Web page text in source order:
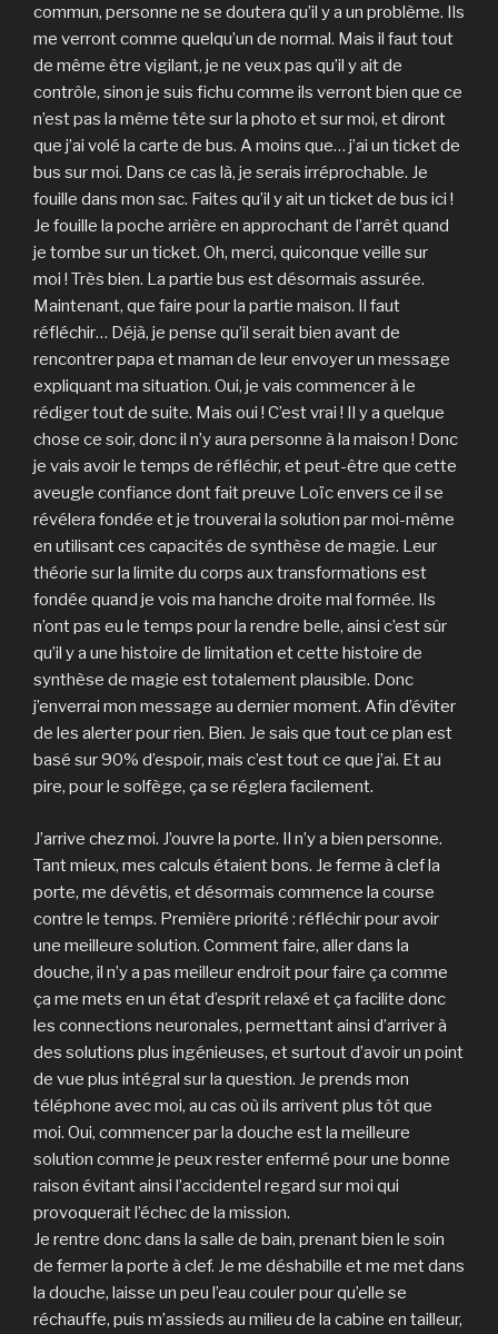
commun, personne ne se doutera qu’il y a un problème. Ils
me verront comme quelqu’un de normal. Mais il faut tout
de même être vigilant, je ne veux pas qu’il y ait de
contrôle, sinon je suis fichu comme ils verront bien que ce
n’est pas la même tête sur la photo et sur moi, et diront
que j’ai volé la carte de bus. A moins que… j’ai un ticket de
bus sur moi. Dans ce cas là, je serais irréprochable. Je
fouille dans mon sac. Faites qu’il y ait un ticket de bus ici !
Je fouille la poche arrière en approchant de l’arrêt quand
je tombe sur un ticket. Oh, merci, quiconque veille sur
moi ! Très bien. La partie bus est désormais assurée.
Maintenant, que faire pour la partie maison. Il faut
réfléchir… Déjà, je pense qu’il serait bien avant de
rencontrer papa et maman de leur envoyer un message
expliquant ma situation. Oui, je vais commencer à le
rédiger tout de suite. Mais oui ! C’est vrai ! Il y a quelque
chose ce soir, donc il n’y aura personne à la maison ! Donc
je vais avoir le temps de réfléchir, et peut-être que cette
aveugle confiance dont fait preuve Loïc envers ce il se
révélera fondée et je trouverai la solution par moi-même
en utilisant ces capacités de synthèse de magie. Leur
théorie sur la limite du corps aux transformations est
fondée quand je vois ma hanche droite mal formée. Ils
n’ont pas eu le temps pour la rendre belle, ainsi c’est sûr
qu’il y a une histoire de limitation et cette histoire de
synthèse de magie est totalement plausible. Donc
j’enverrai mon message au dernier moment. Afin d’éviter
de les alerter pour rien. Bien. Je sais que tout ce plan est
basé sur 90% d’espoir, mais c’est tout ce que j’ai. Et au
pire, pour le solfège, ça se réglera facilement.
J’arrive chez moi. J’ouvre la porte. Il n’y a bien personne.
Tant mieux, mes calculs étaient bons. Je ferme à clef la
porte, me dévêtis, et désormais commence la course
contre le temps. Première priorité : réfléchir pour avoir
une meilleure solution. Comment faire, aller dans la
douche, il n’y a pas meilleur endroit pour faire ça comme
ça me mets en un état d’esprit relaxé et ça facilite donc
les connections neuronales, permettant ainsi d’arriver à
des solutions plus ingénieuses, et surtout d’avoir un point
de vue plus intégral sur la question. Je prends mon
téléphone avec moi, au cas où ils arrivent plus tôt que
moi. Oui, commencer par la douche est la meilleure
solution comme je peux rester enfermé pour une bonne
raison évitant ainsi l’accidentel regard sur moi qui
provoquerait l’échec de la mission.
Je rentre donc dans la salle de bain, prenant bien le soin
de fermer la porte à clef. Je me déshabille et me met dans
la douche, laisse un peu l’eau couler pour qu’elle se
réchauffe, puis m’assieds au milieu de la cabine en tailleur,